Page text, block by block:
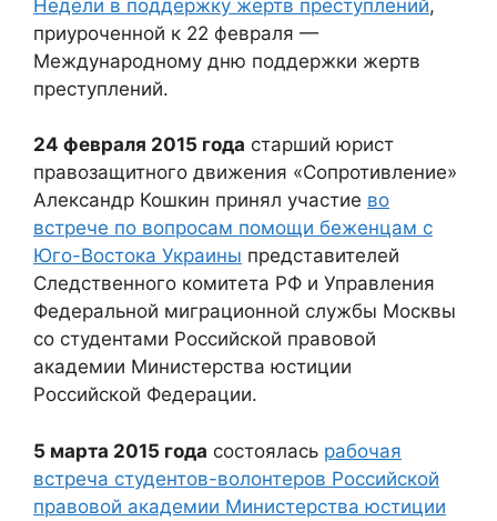
Недели в поддержку жертв преступлений,
приуроченной к 22 февраля —
Международному дню поддержки жертв
преступлений.
24 февраля 2015 года старший юрист
правозащитного движения «Сопротивление»
Александр Кошкин принял участие во
встрече по вопросам помощи беженцам с
Юго-Востока Украины представителей
Следственного комитета РФ и Управления
Федеральной миграционной службы Москвы
со студентами Российской правовой
академии Министерства юстиции
Российской Федерации.
5 марта 2015 года состоялась рабочая
встреча студентов-волонтеров Российской
правовой академии Министерства юстиции